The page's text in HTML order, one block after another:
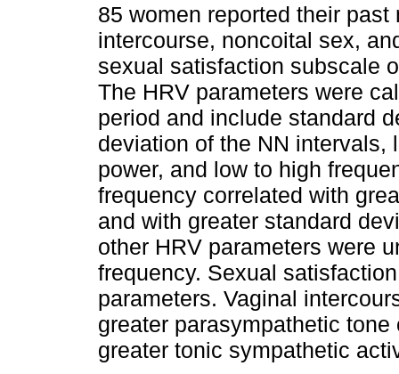
85 women reported their
intercourse, noncoital sex,
sexual satisfaction subscale
The HRV parameters were
period and include standard
deviation of the NN intervals,
power, and low to high
frequency correlated with
and with greater standard
other HRV parameters were
frequency. Sexual
parameters. Vaginal
greater parasympathetic
greater tonic sympathetic